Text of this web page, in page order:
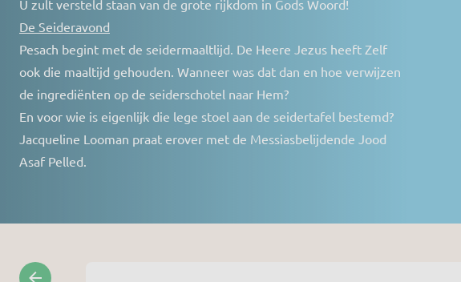
U zult versteld staan van de grote rijkdom in Gods Woord!
De Seideravond
Pesach begint met de seidermaaltlijd. De Heere Jezus heeft Zelf
ook die maaltijd gehouden. Wanneer was dat dan en hoe verwijzen
de ingrediënten op de seiderschotel naar Hem?
En voor wie is eigenlijk die lege stoel aan de seidertafel bestemd?
Jacqueline Looman praat erover met de Messiasbelijdende Jood
Asaf Pelled.